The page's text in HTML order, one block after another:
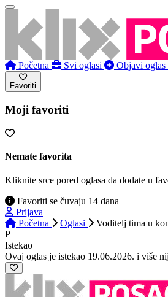
Početna Svi oglasi Objavi oglas
Favoriti
Moji favoriti
Nemate favorita
Kliknite srce pored oglasa da dodate u
Favoriti se čuvaju 14 dana
Prijava
Početna
Oglasi
Voditelj tima u
P
Istekao
Ovaj oglas je istekao 19.06.2026. i više